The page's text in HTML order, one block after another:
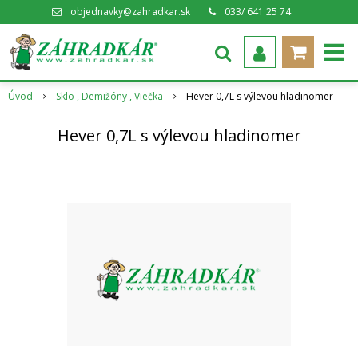
objednavky@zahradkar.sk 033/ 641 25 74
Úvod Sklo , Demižóny , Viečka Hever 0,7L s výlevou hladinomer
Hever 0,7L s výlevou hladinomer